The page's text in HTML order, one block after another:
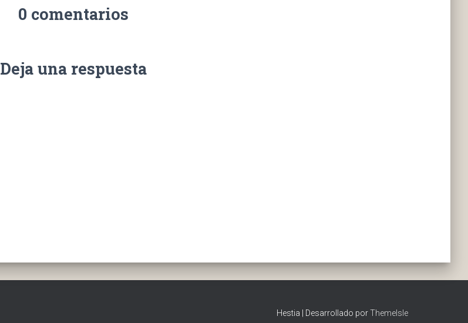
0 comentarios
Deja una respuesta
Hestia | Desarrollado porThemeIsle